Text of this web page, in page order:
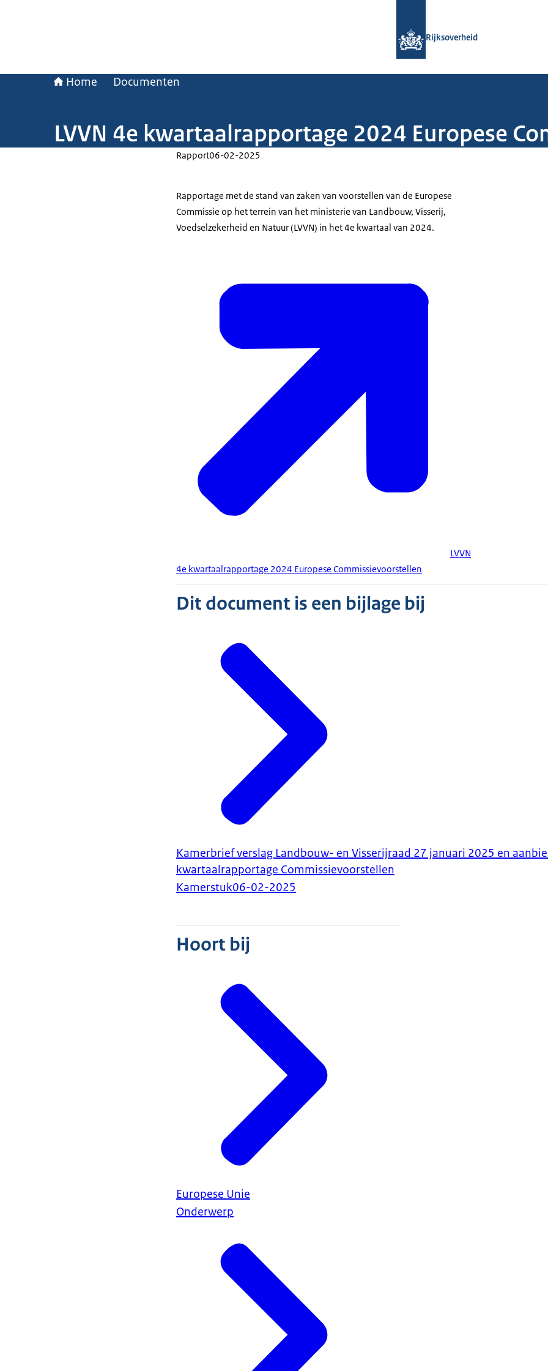
Rijksoverheid
Home Documenten
LVVN 4e kwartaalrapportage 2024 Europese
Rapport06-02-2025
Rapportage met de stand van zaken van voorstellen van de Europese
Commissie op het terrein van het ministerie van Landbouw, Visserij,
Voedselzekerheid en Natuur (LVVN) in het 4e kwartaal van 2024.
LVVN
4e kwartaalrapportage 2024 Europese Commissievoorstellen
Dit document is een bijlage bij
Kamerbrief verslag Landbouw- en Visserijraad 27 januari 2025 en
kwartaalrapportage Commissievoorstellen
Kamerstuk06-02-2025
Hoort bij
Europese Unie
Onderwerp